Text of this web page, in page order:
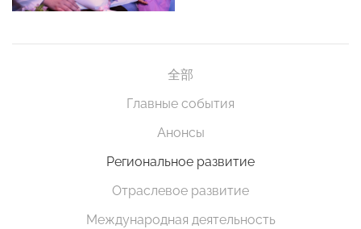
全部
Главные события
Анонсы
Региональное развитие
Отраслевое развитие
Международная деятельность